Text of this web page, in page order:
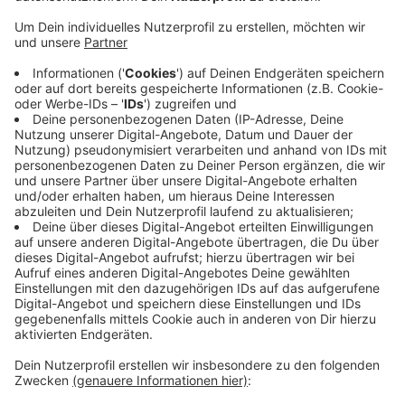
Heute Mittag zieht Silke Althoff vom Kulturteam der
Stadt eine erste Zwischenbilanz. Das Team hat schon
mehr Kabarett-Abos als im Vorjahr verkauft. Es gibt
nur noch einige Resttickets bei den Abos.
Einzeltickets sind noch zu haben. Karten bekommen
Sie auch online. Alle Infos dazu und zum Programm
gibt es HIER
Anzeige